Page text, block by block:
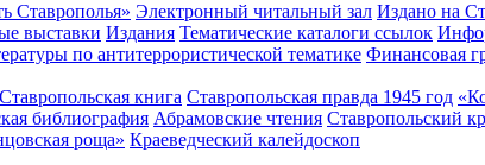
Ставрополья» Электронный читальный зал Издано на
выставки Издания Тематические каталоги ссылок
по антитеррористической тематике Финансовая
Ставропольская книга Ставропольская правда 1945 год
библиография Абрамовские чтения Ставропольский
роща» Краеведческий калейдоскоп